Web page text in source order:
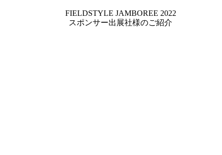
FIELDSTYLE JAMBOREE 2022
スポンサー出展社様のご紹介